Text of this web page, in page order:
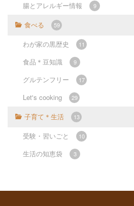
腸とアレルギー情報 9
食べる 59
わが家の黒歴史 11
食品＊豆知識 9
グルテンフリー 17
Let's cooking 29
子育て＊生活 13
受験・習いごと 10
生活の知恵袋 3